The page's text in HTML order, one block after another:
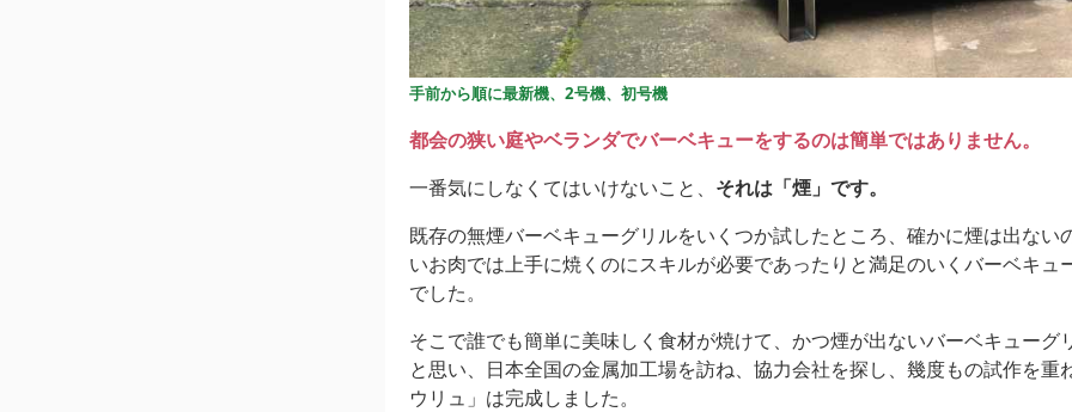
手前から順に最新機、2号機、初号機
都会の狭い庭やベランダでバーベキューをするのは簡単ではありません。
一番気にしなくてはいけないこと、 それは「煙」です。
既存の無煙バーベキューグリルをいくつか試したところ、確かに煙は出ない
いお肉では上手に焼くのにスキルが必要であったりと満足のいくバーベキュ
でした。
そこで誰でも簡単に美味しく食材が焼けて、かつ煙が出ないバーベキューグ
と思い、日本全国の金属加工場を訪ね、協力会社を探し、幾度もの試作を重
ウリュ」は完成しました。